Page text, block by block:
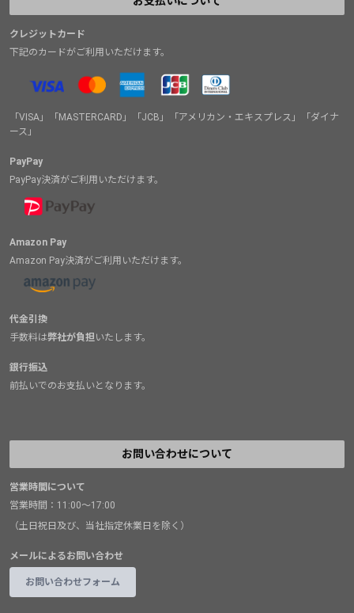
クレジットカード
下記のカードがご利用いただけます。
「VISA」「MASTERCARD」「JCB」「アメリカン・エキスプレス」「ダイナ
ース」
PayPay
PayPay決済がご利用いただけます。
Amazon Pay
Amazon Pay決済がご利用いただけます。
代金引換
手数料は弊社が負担いたします。
銀行振込
前払いでのお支払いとなります。
お問い合わせについて
営業時間について
営業時間：11:00～17:00
（土日祝日及び、当社指定休業日を除く）
メールによるお問い合わせ
お問い合わせフォーム